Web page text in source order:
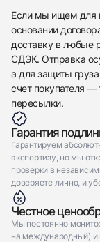
Если мы ищем для
основании
доставку в любые
СДЭК. Отправка
а для защиты
счет покупателя —
пересылки.
Гарантия
Гарантируем
экспертизу, но мы
проверки в
доверяете лично, и
Честное
Мы постоянно
на международный) и